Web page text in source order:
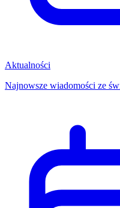
Aktualności
Najnowsze wiadomości ze